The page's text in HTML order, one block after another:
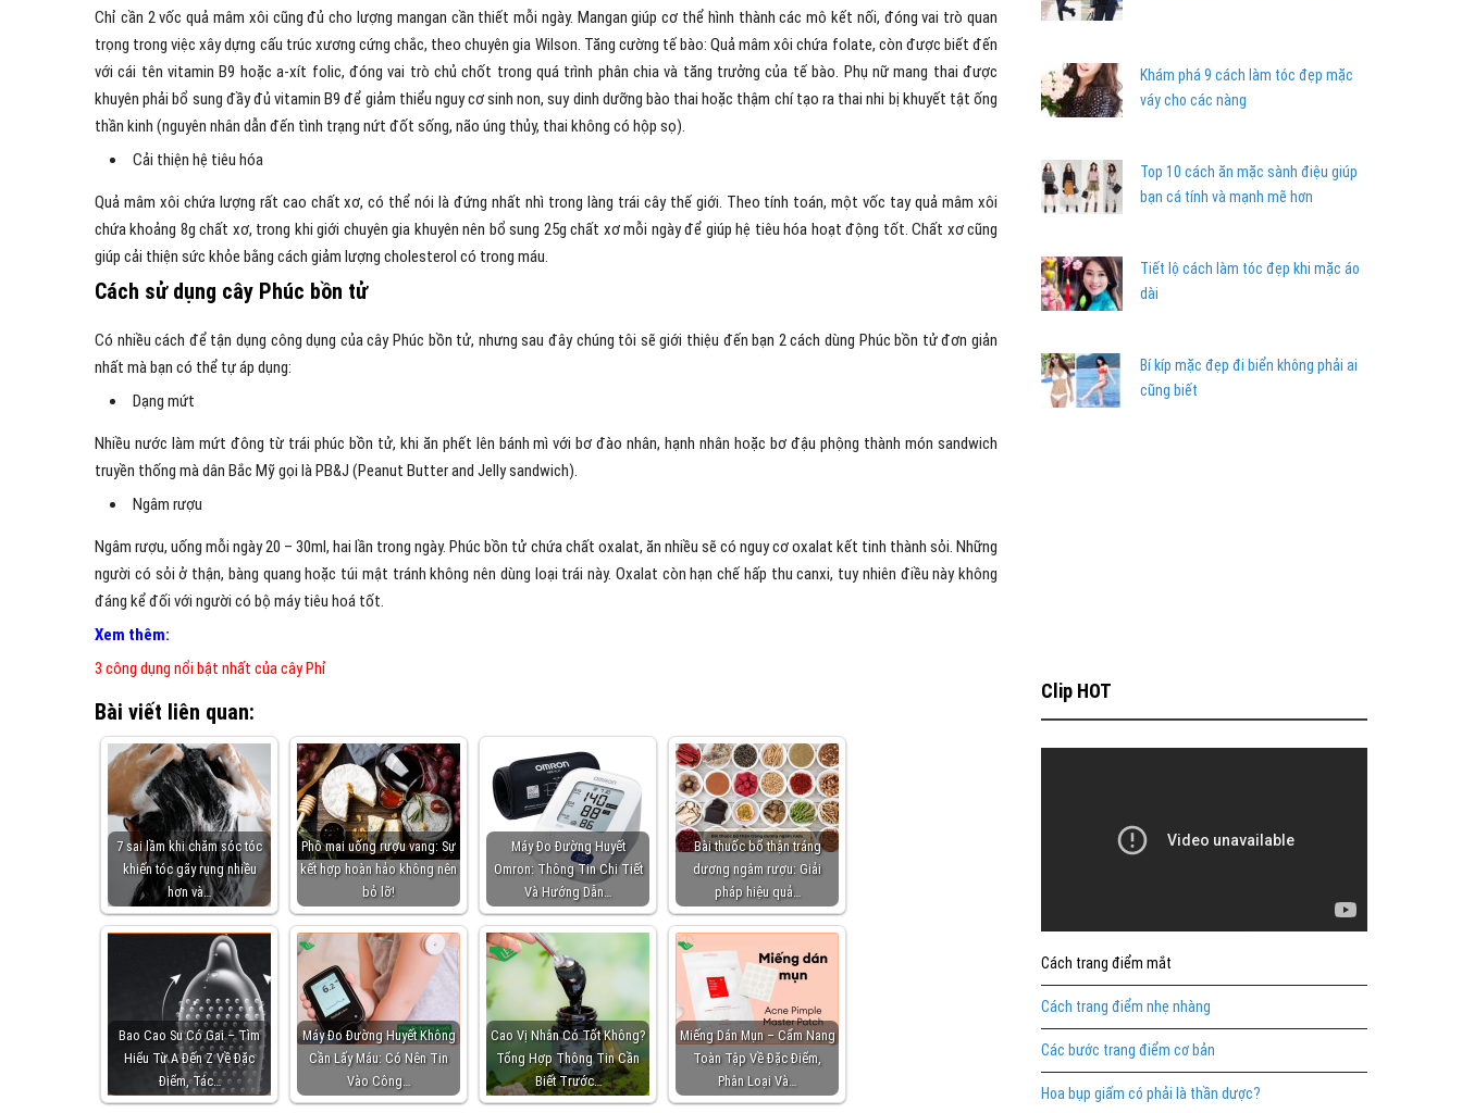
Chỉ cần 2 vốc quả mâm xôi cũng đủ cho lượng mangan cần thiết mỗi ngày. Mangan giúp cơ thể hình thành các mô kết nối, đóng vai trò quan
trọng trong việc xây dựng cấu trúc xương cứng chắc, theo chuyên gia Wilson. Tăng cường tế bào: Quả mâm xôi chứa folate, còn được biết đến
với cái tên vitamin B9 hoặc a-xít folic, đóng vai trò chủ chốt trong quá trình phân chia và tăng trưởng của tế bào. Phụ nữ mang thai được
khuyên phải bổ sung đầy đủ vitamin B9 để giảm thiểu nguy cơ sinh non, suy dinh dưỡng bào thai hoặc thậm chí tạo ra thai nhi bị khuyết tật ống
thần kinh (nguyên nhân dẫn đến tình trạng nứt đốt sống, não úng thủy, thai không có hộp sọ).
Cải thiện hệ tiêu hóa
Quả mâm xôi chứa lượng rất cao chất xơ, có thể nói là đứng nhất nhì trong làng trái cây thế giới. Theo tính toán, một vốc tay quả mâm xôi
chứa khoảng 8g chất xơ, trong khi giới chuyên gia khuyên nên bổ sung 25g chất xơ mỗi ngày để giúp hệ tiêu hóa hoạt động tốt. Chất xơ cũng
giúp cải thiện sức khỏe bằng cách giảm lượng cholesterol có trong máu.
Cách sử dụng cây Phúc bồn tử
Có nhiều cách để tận dụng công dụng của cây Phúc bồn tử, nhưng sau đây chúng tôi sẽ giới thiệu đến bạn 2 cách dùng Phúc bồn tử đơn giản
nhất mà bạn có thể tự áp dụng:
Dạng mứt
Nhiều nước làm mứt đông từ trái phúc bồn tử, khi ăn phết lên bánh mì với bơ đào nhân, hạnh nhân hoặc bơ đậu phộng thành món sandwich
truyền thống mà dân Bắc Mỹ gọi là PB&J (Peanut Butter and Jelly sandwich).
Ngâm rượu
Ngâm rượu, uống mỗi ngày 20 – 30ml, hai lần trong ngày. Phúc bồn tử chứa chất oxalat, ăn nhiều sẽ có nguy cơ oxalat kết tinh thành sỏi. Những
người có sỏi ở thận, bàng quang hoặc túi mật tránh không nên dùng loại trái này. Oxalat còn hạn chế hấp thu canxi, tuy nhiên điều này không
đáng kể đối với người có bộ máy tiêu hoá tốt.
Xem thêm:
3 công dụng nổi bật nhất của cây Phỉ
Bài viết liên quan:
7 sai lầm khi chăm sóc tóc
khiến tóc gãy rụng nhiều
hơn và…
Phô mai uống rượu vang: Sự
kết hợp hoàn hảo không nên
bỏ lỡ!
Máy Đo Đường Huyết
Omron: Thông Tin Chi Tiết
Và Hướng Dẫn…
Bài thuốc bổ thận tráng
dương ngâm rượu: Giải
pháp hiệu quả…
Bao Cao Su Có Gai – Tìm
Hiểu Từ A Đến Z Về Đặc
Điểm, Tác…
Máy Đo Đường Huyết Không
Cần Lấy Máu: Có Nên Tin
Vào Công…
Cao Vị Nhân Có Tốt Không?
Tổng Hợp Thông Tin Cần
Biết Trước…
Miếng Dán Mụn – Cẩm Nang
Toàn Tập Về Đặc Điểm,
Phân Loại Và…
Khám phá 9 cách làm tóc đẹp mặc
váy cho các nàng
Top 10 cách ăn mặc sành điệu giúp
bạn cá tính và mạnh mẽ hơn
Tiết lộ cách làm tóc đẹp khi mặc áo
dài
Bí kíp mặc đẹp đi biển không phải ai
cũng biết
Clip HOT
Cách trang điểm mắt
Cách trang điểm nhẹ nhàng
Các bước trang điểm cơ bản
Hoa bụp giấm có phải là thần dược?